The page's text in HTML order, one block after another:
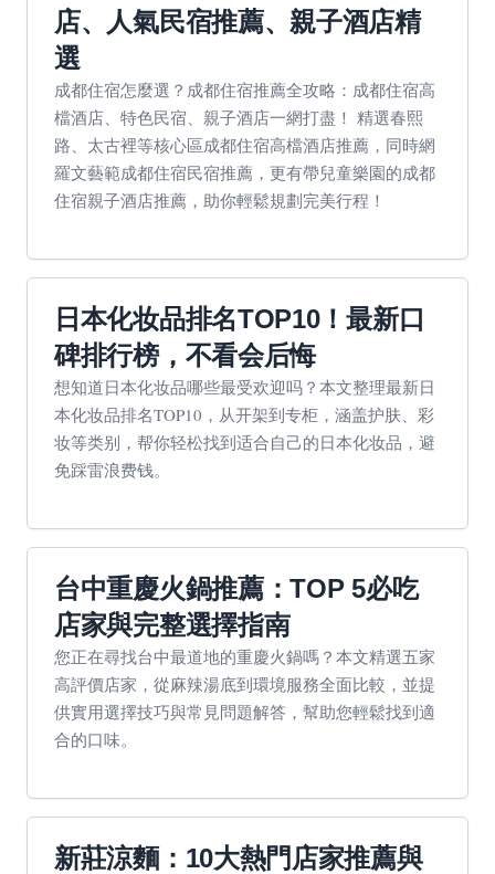
店、人氣民宿推薦、親子酒店精
選
成都住宿怎麼選？成都住宿推薦全攻略：成都住宿高
檔酒店、特色民宿、親子酒店一網打盡！ 精選春熙
路、太古裡等核心區成都住宿高檔酒店推薦，同時網
羅文藝範成都住宿民宿推薦，更有帶兒童樂園的成都
住宿親子酒店推薦，助你輕鬆規劃完美行程！
日本化妆品排名TOP10！最新口
碑排行榜，不看会后悔
想知道日本化妆品哪些最受欢迎吗？本文整理最新日
本化妆品排名TOP10，从开架到专柜，涵盖护肤、彩
妆等类别，帮你轻松找到适合自己的日本化妆品，避
免踩雷浪费钱。
台中重慶火鍋推薦：TOP 5必吃
店家與完整選擇指南
您正在尋找台中最道地的重慶火鍋嗎？本文精選五家
高評價店家，從麻辣湯底到環境服務全面比較，並提
供實用選擇技巧與常見問題解答，幫助您輕鬆找到適
合的口味。
新莊涼麵：10大熱門店家推薦與